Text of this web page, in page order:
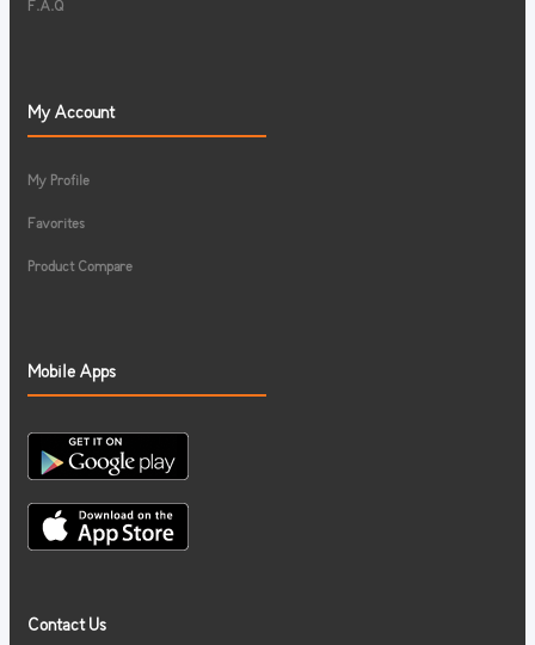
F.A.Q
My Account
My Profile
Favorites
Product Compare
Mobile Apps
Contact Us